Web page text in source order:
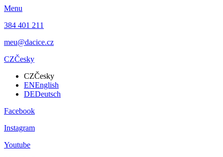
Menu
384 401 211
meu@dacice.cz
CZČesky
CZČesky
ENEnglish
DEDeutsch
Facebook
Instagram
Youtube